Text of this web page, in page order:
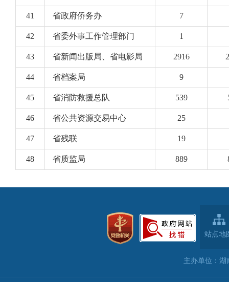
站点地
主办单位：湖